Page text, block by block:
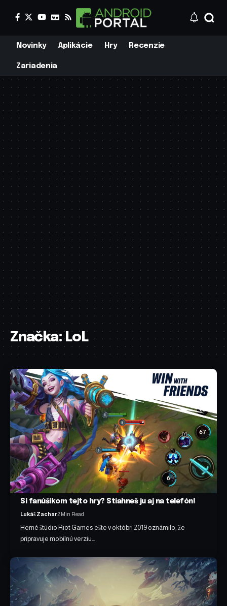
Novinky Aplikácie Hry Recenzie
Zariadenia
Značka:LoL
Si fanúšikom tejto hry? Stiahneš ju aj na telefón!
Lukáš Zachar2 Min Read
Herné štúdio Riot Games ešte v októbri 2019 oznámilo, že
pripravuje mobilnú verziu…